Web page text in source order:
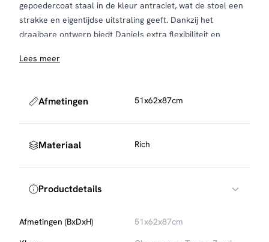
gepoedercoat staal in de kleur antraciet, wat de stoel een
strakke en eigentijdse uitstraling geeft. Dankzij het
draaibare ontwerp biedt Daniels extra flexibiliteit en
waardoor hij moeiteloos onder elke eettafel schuift.
Om de stof mooi te houden, raden we aan de stoel
impregneermiddel
gebruiken, die eenvoudig mee te
Lees meer
Afmetingen 51x62x87cm
Materiaal Rich
Productdetails
Afmetingen (BxDxH)
51x62x87cm